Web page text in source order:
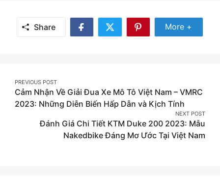
Share
Share
Share
Share
More +
Post
navigation
PREVIOUS POST
Cảm Nhận Về Giải Đua Xe Mô Tô Việt Nam – VMRC
2023: Những Diễn Biến Hấp Dẫn và Kịch Tính
NEXT POST
Đánh Giá Chi Tiết KTM Duke 200 2023: Mẫu
Nakedbike Đáng Mơ Ước Tại Việt Nam